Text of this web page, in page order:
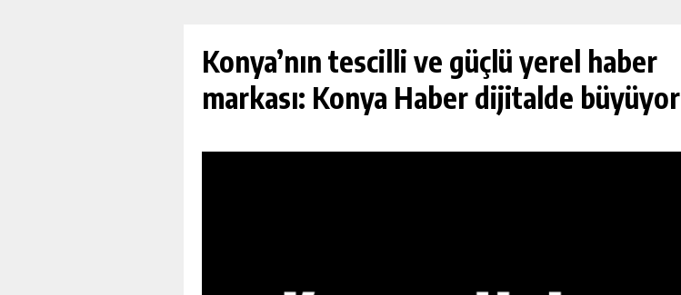
Konya’nın tescilli ve güçlü yerel haber
markası: Konya Haber dijitalde büyüyor